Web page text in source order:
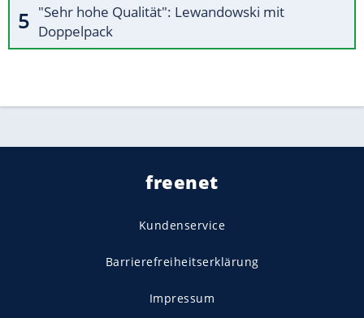
"Sehr hohe Qualität": Lewandowski mit
Doppelpack
freenet
Kundenservice
Barrierefreiheitserklärung
Impressum